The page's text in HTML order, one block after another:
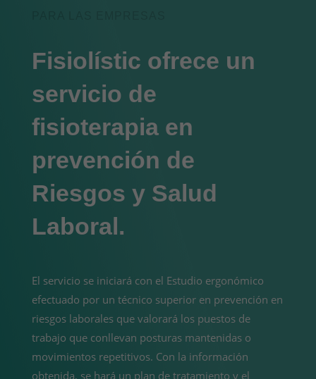
Fisiolístic ofrece un
servicio de
fisioterapia en
prevención de
Riesgos y Salud
Laboral.
El servicio se iniciará con el Estudio ergonómico
efectuado por un técnico superior en prevención en
riesgos laborales que valorará los puestos de
trabajo que conllevan posturas mantenidas o
movimientos repetitivos. Con la información
obtenida, se hará un plan de tratamiento y el